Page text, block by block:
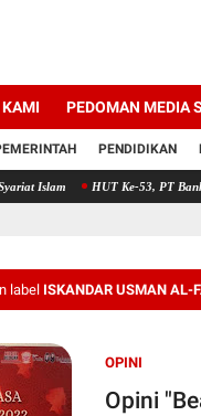
PEDOMAN MEDIA
PENDIDIKAN
Ke-53, PT Bank Aceh Syariah
label ISKANDAR USMAN AL-
OPINI
Opini